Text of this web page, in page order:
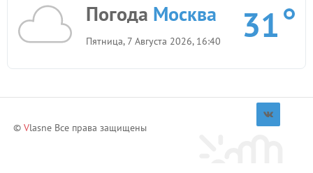
Погода Москва
Пятница, 7 Августа 2026, 16:40 31
© Vlasne Все права защищены